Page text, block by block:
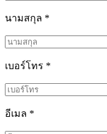
นามสกุล *
เบอร์โทร *
อีเมล *